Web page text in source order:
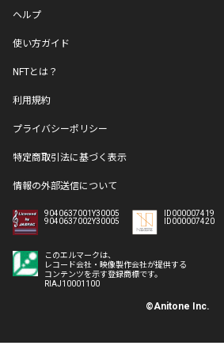
ヘルプ
使い方ガイド
NFTとは？
利用規約
プライバシーポリシー
特定商取引法に基づく表示
情報の外部送信について
9040637001Y30005
9040637002Y30005
ID000007419
ID000007420
このエルマークは、
レコード会社・映像製作会社が提供する
コンテンツを示す登録商標です。
RIAJ10001100
©Anitone Inc.